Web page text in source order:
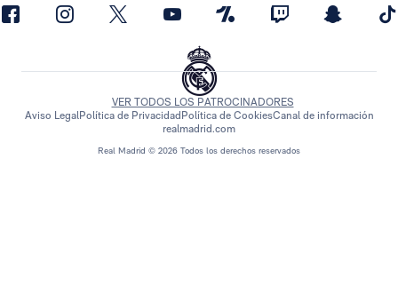
Real Madrid © 2026 Todos los derechos reservados
VER TODOS LOS PATROCINADORES
Aviso LegalPolítica de Privacidad Política de CookiesCanal de información
realmadrid.com